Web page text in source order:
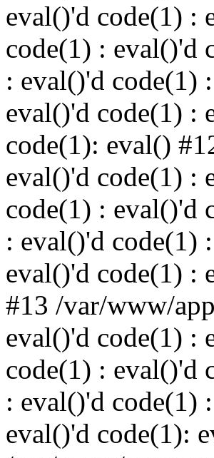
eval()'d code(1) :
code(1) : eval()'d
: eval()'d code(1)
eval()'d code(1) :
code(1): eval()
eval()'d code(1) :
code(1) : eval()'d
: eval()'d code(1)
eval()'d code(1) :
#13 /var/www/
eval()'d code(1) :
code(1) : eval()'d
: eval()'d code(1)
eval()'d code(1):